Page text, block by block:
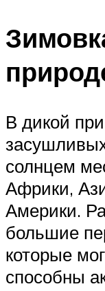
В дикой
солнцем
Африки,
Америки.
большие
которые
способны